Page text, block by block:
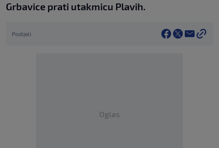
Grbavice prati utakmicu Plavih.
Podijeli
Oglas